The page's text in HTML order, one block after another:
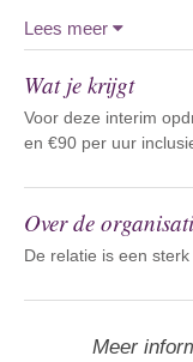
Lees meer
Wat je krijgt
Voor deze interim
en €90 per uur
Over de
De relatie is een
Meer